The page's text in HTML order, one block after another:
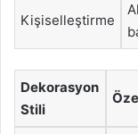
Kişiselleştirme
Dekorasyon
Stili